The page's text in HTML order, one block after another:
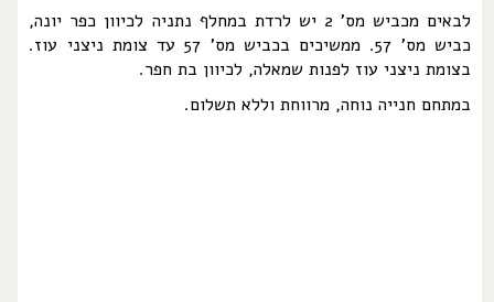
לבאים מכביש מס' 2 יש לרדת במחלף נתניה לכיוון כפר יונה,
כביש מס' 57. ממשיכים בכביש מס' 57 עד צומת ניצני עוז.
בצומת ניצני עוז לפנות שמאלה, לכיוון בת חפר.
במתחם חנייה נוחה, מרווחת וללא תשלום.